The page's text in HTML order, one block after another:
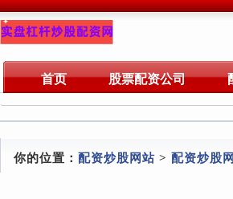
首页 股票配资公司
你的位置： 配资炒股网站 > 配资炒股